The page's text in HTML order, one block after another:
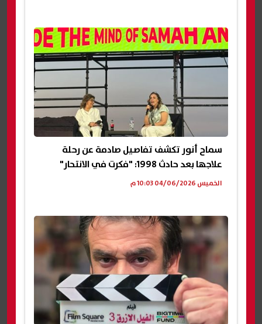
سماح أنور تكشف تفاصيل صادمة عن رحلة
علاجها بعد حادث 1998: "فكرت في الانتحار"
الخميس 04/06/2026 10:03 م